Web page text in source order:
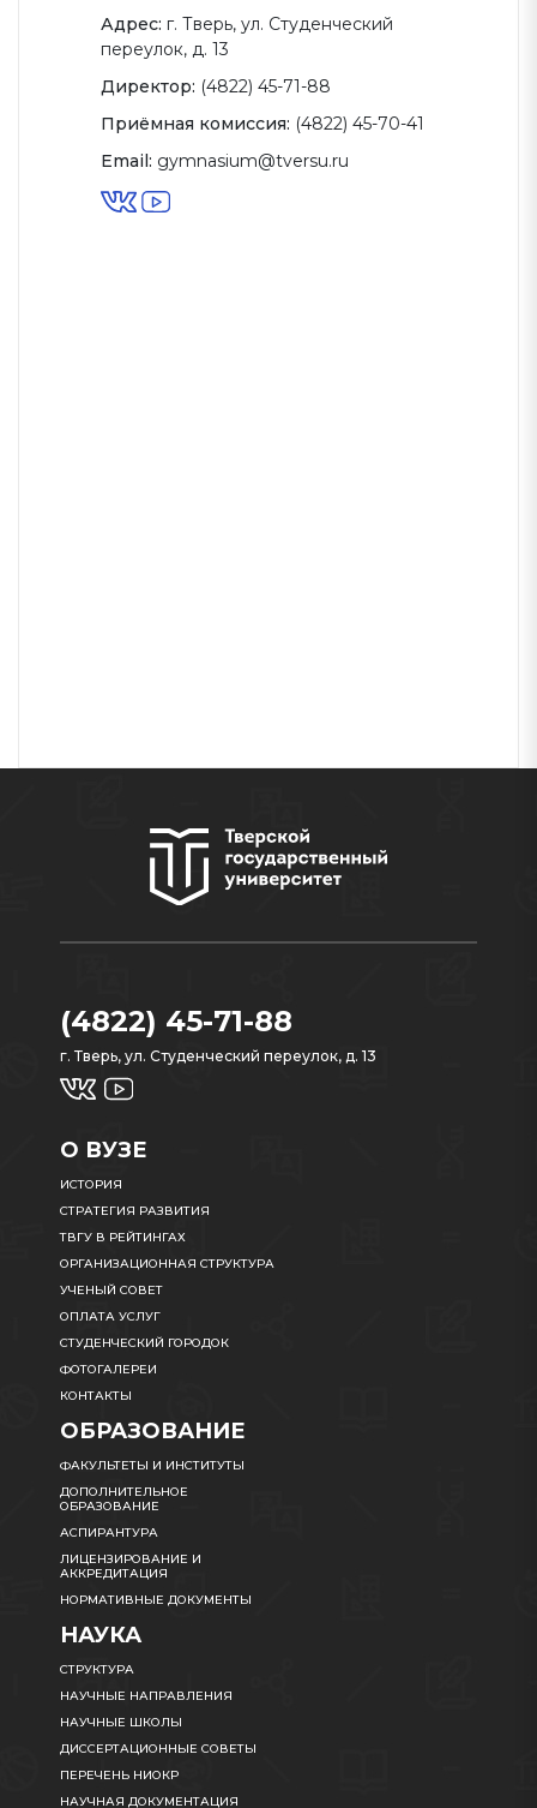
Адрес: г. Тверь, ул. Студенческий
переулок, д. 13
Директор: (4822) 45-71-88
Приёмная комиссия: (4822) 45-70-41
Email: gymnasium@tversu.ru
(4822) 45-71-88
г. Тверь, ул. Студенческий переулок, д. 13
О ВУЗЕ
ИСТОРИЯ
СТРАТЕГИЯ РАЗВИТИЯ
ТВГУ В РЕЙТИНГАХ
ОРГАНИЗАЦИОННАЯ СТРУКТУРА
УЧЕНЫЙ СОВЕТ
ОПЛАТА УСЛУГ
СТУДЕНЧЕСКИЙ ГОРОДОК
ФОТОГАЛЕРЕИ
КОНТАКТЫ
ОБРАЗОВАНИЕ
ФАКУЛЬТЕТЫ И ИНСТИТУТЫ
ДОПОЛНИТЕЛЬНОЕ
ОБРАЗОВАНИЕ
АСПИРАНТУРА
ЛИЦЕНЗИРОВАНИЕ И
АККРЕДИТАЦИЯ
НОРМАТИВНЫЕ ДОКУМЕНТЫ
НАУКА
СТРУКТУРА
НАУЧНЫЕ НАПРАВЛЕНИЯ
НАУЧНЫЕ ШКОЛЫ
ДИССЕРТАЦИОННЫЕ СОВЕТЫ
ПЕРЕЧЕНЬ НИОКР
НАУЧНАЯ ДОКУМЕНТАЦИЯ